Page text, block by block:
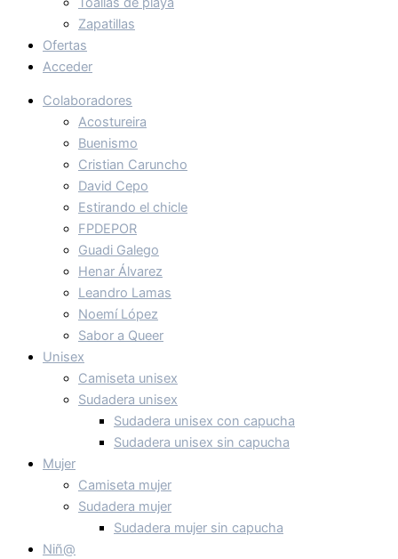
Zapatillas
Ofertas
Acceder
Colaboradores
Acostureira
Buenismo
Cristian Caruncho
David Cepo
Estirando el chicle
FPDEPOR
Guadi Galego
Henar Álvarez
Leandro Lamas
Noemí López
Sabor a Queer
Unisex
Camiseta unisex
Sudadera unisex
Sudadera unisex con capucha
Sudadera unisex sin capucha
Mujer
Camiseta mujer
Sudadera mujer
Sudadera mujer sin capucha
Niñ@